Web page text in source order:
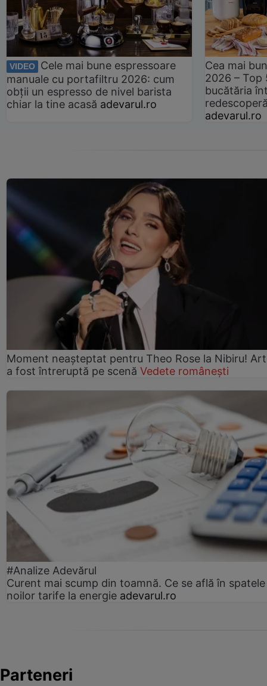
VIDEO
Cele mai bune espressoare
manuale cu portafiltru 2026: cum
obții un espresso de nivel barista
chiar la tine acasă adevarul.ro
Cea mai
2026 –
bucătăria
adevarul.ro
Moment neașteptat pentru Theo Rose la Nibiru!
a fost întreruptă pe scenă Vedete românești
#Analize Adevărul
Curent mai scump din toamnă. Ce se află în spatele
noilor tarife la energie adevarul.ro
Parteneri